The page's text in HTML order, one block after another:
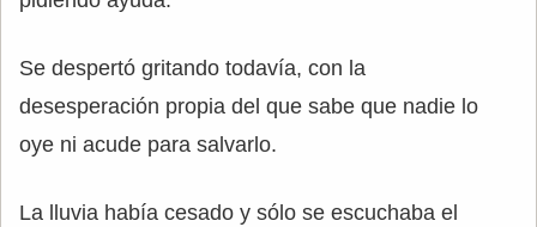
Se despertó gritando todavía, con la
desesperación propia del que sabe que nadie lo
oye ni acude para salvarlo.
La lluvia había cesado y sólo se escuchaba el